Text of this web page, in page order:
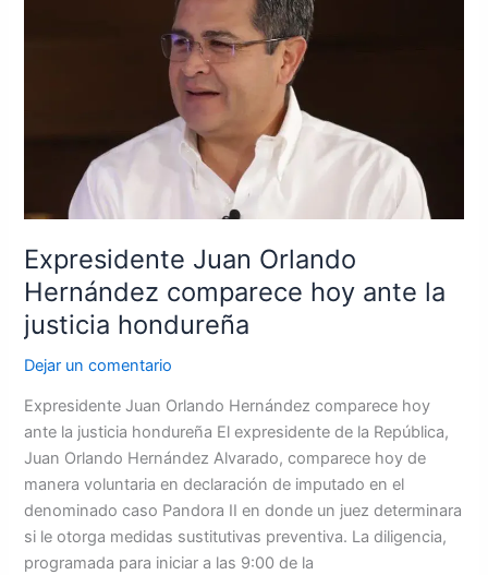
Expresidente Juan Orlando
Hernández comparece hoy ante la
justicia hondureña
Dejar un comentario
Expresidente Juan Orlando Hernández comparece hoy
ante la justicia hondureña El expresidente de la República,
Juan Orlando Hernández Alvarado, comparece hoy de
manera voluntaria en declaración de imputado en el
denominado caso Pandora II en donde un juez determinara
si le otorga medidas sustitutivas preventiva. La diligencia,
programada para iniciar a las 9:00 de la
hondureña